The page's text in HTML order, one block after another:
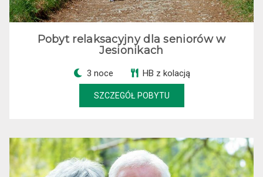
Pobyt relaksacyjny dla seniorów w
Jesionikach
3 noce HB z kolacją
SZCZEGÓŁ POBYTU